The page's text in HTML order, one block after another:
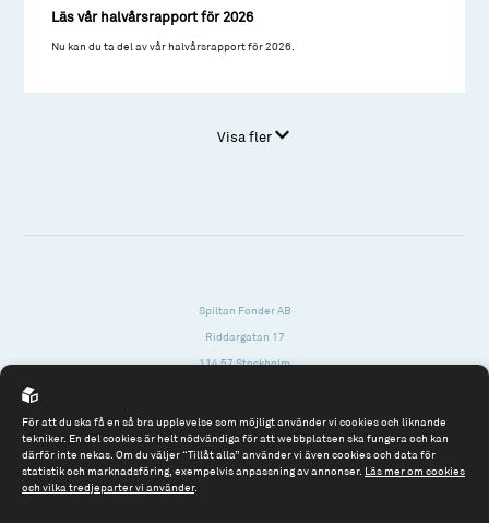
Läs vår halvårsrapport för 2026
Nu kan du ta del av vår halvårsrapport för 2026.
Visa fler
Spiltan Fonder AB
Riddargatan 17
114 57 Stockholm
Tel: 08 - 545 813 40
fonder@spiltanfonder.se
För att du ska få en så bra upplevelse som möjligt använder vi cookies och liknande
tekniker. En del cookies är helt nödvändiga för att webbplatsen ska fungera och kan
därför inte nekas. Om du väljer “Tillåt alla” använder vi även cookies och data för
statistik och marknadsföring, exempelvis anpassning av annonser. Läs mer om cookies
och vilka tredjeparter vi använder.